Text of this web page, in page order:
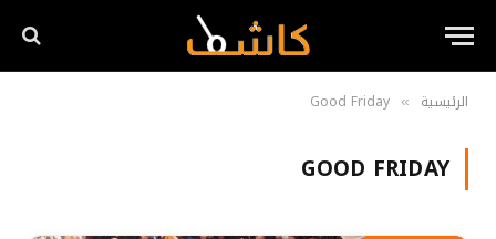
الرئيسية »
Good Friday
GOOD FRIDAY